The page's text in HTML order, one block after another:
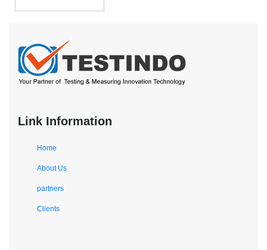
Link Information
Home
About Us
partners
Clients